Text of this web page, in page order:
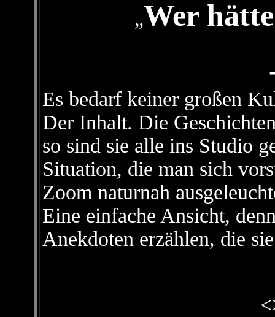
„Wer
Es bedarf keiner großen
Der Inhalt. Die
so sind sie alle ins Studio
Situation, die man sich
Zoom naturnah
Eine einfache Ansicht,
Anekdoten erzählen, die